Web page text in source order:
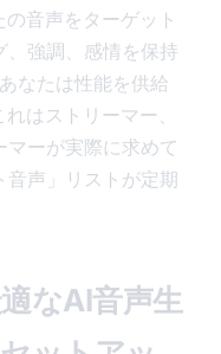
音声をターゲット
、強調、感情を保持
なたは性能を供給
はストリーマー、
ーが実際に求めて
音声」リストが定期
なAI音声生